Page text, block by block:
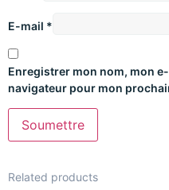
E-mail *
Enregistrer mon nom, mon
navigateur pour mon
Related products